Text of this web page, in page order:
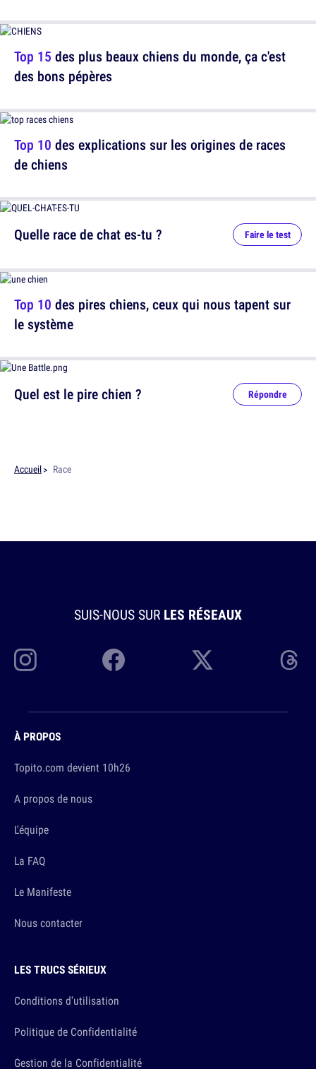
Top 10 des explications sur les origines de races
de chiens
Quel est le pire chien ? Répondre
Top 15 des plus beaux chiens du monde, ça c'est
des bons pépères
Quelle race de chat es-tu ? Faire le test
Top 10 des pires chiens, ceux qui nous tapent sur
le système
Accueil Race
SUIS-NOUS SUR LES RÉSEAUX
À PROPOS
Topito.com devient 10h26
A propos de nous
L'équipe
La FAQ
Le Manifeste
Nous contacter
LES TRUCS SÉRIEUX
Conditions d'utilisation
Politique de Confidentialité
Gestion de la Confidentialité